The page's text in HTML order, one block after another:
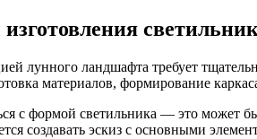
лунного ландшафта требует
материалов, формирование
с формой светильника — это может
создавать эскиз с основными